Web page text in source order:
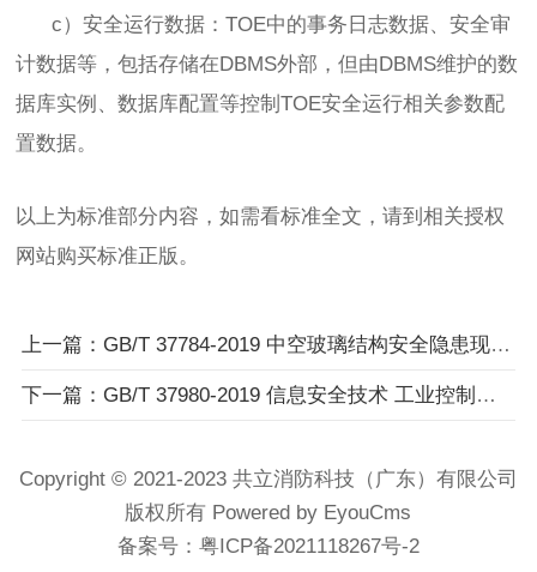
c）安全运行数据：TOE中的事务日志数据、安全审
计数据等，包括存储在DBMS外部，但由DBMS维护的数
据库实例、数据库配置等控制TOE安全运行相关参数配
置数据。
以上为标准部分内容，如需看标准全文，请到相关授权
网站购买标准正版。
上一篇：GB/T 37784-2019 中空玻璃结构安全隐患现场检测方法
下一篇：GB/T 37980-2019 信息安全技术 工业控制系统安全检查指南
Copyright © 2021-2023 共立消防科技（广东）有限公司
版权所有 Powered by EyouCms
备案号： 粤ICP备2021118267号-2